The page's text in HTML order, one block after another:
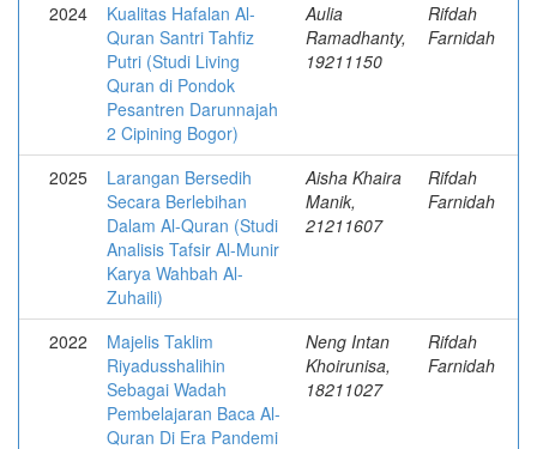
2024
Kualitas Hafalan Al-
Quran Santri Tahfiz
Putri (Studi Living
Quran di Pondok
Pesantren Darunnajah
2 Cipining Bogor)
Aulia
Ramadhanty,
19211150
Rifdah
Farnidah
2025
Larangan Bersedih
Secara Berlebihan
Dalam Al-Quran (Studi
Analisis Tafsir Al-Munir
Karya Wahbah Al-
Zuhaili)
Aisha Khaira
Manik,
21211607
Rifdah
Farnidah
2022
Majelis Taklim
Riyadusshalihin
Sebagai Wadah
Pembelajaran Baca Al-
Quran Di Era Pandemi
Neng Intan
Khoirunisa,
18211027
Rifdah
Farnidah